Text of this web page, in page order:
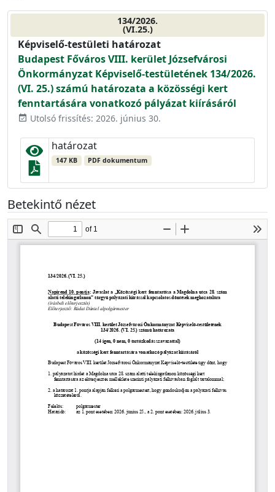
134/2026.
(VI.25.)
Képviselő-testületi határozat
Budapest Főváros VIII. kerület Józsefvárosi
Önkormányzat Képviselő-testületének 134/2026.
(VI. 25.) számú határozata a közösségi kert
fenntartására vonatkozó pályázat kiírásáról
event_available Utolsó frissítés: 2026. június 30.
határozat
147 KB PDF dokumentum
Betekintő nézet